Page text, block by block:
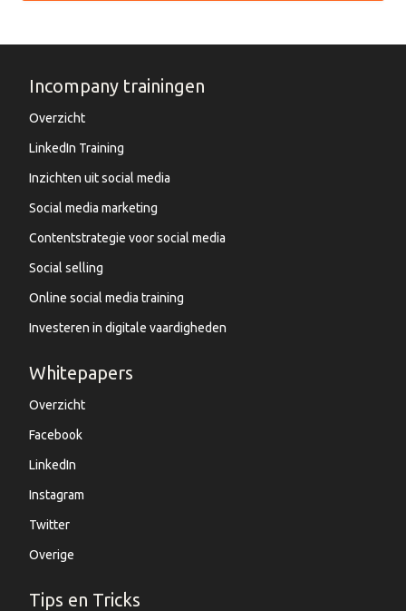
Incompany trainingen
Overzicht
LinkedIn Training
Inzichten uit social media
Social media marketing
Contentstrategie voor social media
Social selling
Online social media training
Investeren in digitale vaardigheden
Whitepapers
Overzicht
Facebook
LinkedIn
Instagram
Twitter
Overige
Tips en Tricks